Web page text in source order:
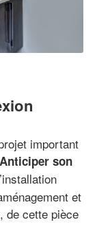
important
Anticiper son
et
de cette pièce